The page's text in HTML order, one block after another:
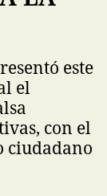
este
el
con el
ciudadano